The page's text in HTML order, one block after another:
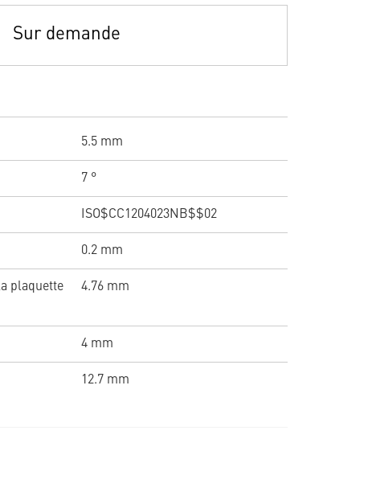
Sur demande
5.5 mm
7 °
ISO$CC1204023NB$$02
0.2 mm
plaquette
4.76 mm
4 mm
12.7 mm